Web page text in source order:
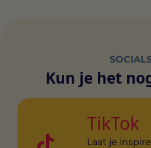
Kun je het
TikTok
Laat je